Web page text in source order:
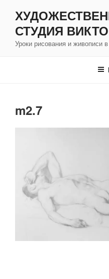
содержимому
СТУДИЯ
Уроки рисования и живописи
m2.7